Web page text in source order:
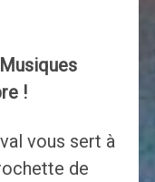
Musiques
!
vous sert à
de